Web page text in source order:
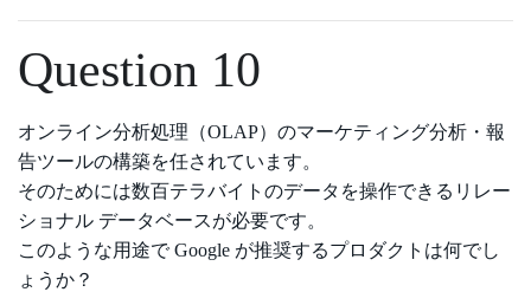
Question 10
オンライン分析処理（OLAP）のマーケティング分析・報
告ツールの構築を任されています。
そのためには数百テラバイトのデータを操作できるリレー
ショナル データベースが必要です。
このような用途で Google が推奨するプロダクトは何でし
ょうか？